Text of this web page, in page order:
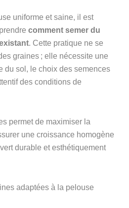
uniforme et saine, il est
comment semer du
. Cette pratique ne se
graines ; elle nécessite une
du sol, le choix des semences
des conditions de
permet de maximiser la
une croissance homogène
durable et esthétiquement
adaptées à la pelouse